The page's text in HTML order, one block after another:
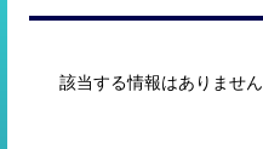
該当する情報はありません